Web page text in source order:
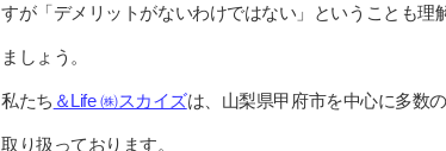
すが「デメリットがないわけではない」ということも理
ましょう。
私たち ＆Life ㈱スカイズは、山梨県甲府市を中心に多数
取り扱っております。